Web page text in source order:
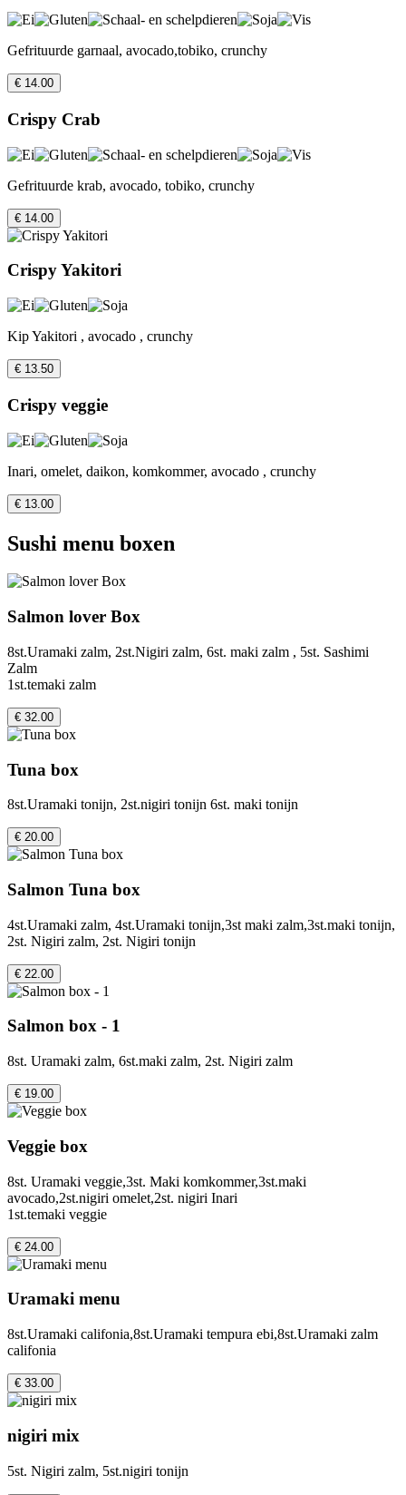
Gefrituurde garnaal, avocado,tobiko, crunchy
€ 14.00
Crispy Crab
Gefrituurde krab, avocado, tobiko, crunchy
€ 14.00
Crispy Yakitori
Kip Yakitori , avocado , crunchy
€ 13.50
Crispy veggie
Inari, omelet, daikon, komkommer, avocado , crunchy
€ 13.00
Sushi menu boxen
Salmon lover Box
8st.Uramaki zalm, 2st.Nigiri zalm, 6st. maki zalm , 5st. Sashimi
Zalm
1st.temaki zalm
€ 32.00
Tuna box
8st.Uramaki tonijn, 2st.nigiri tonijn 6st. maki tonijn
€ 20.00
Salmon Tuna box
4st.Uramaki zalm, 4st.Uramaki tonijn,3st maki zalm,3st.maki tonijn,
2st. Nigiri zalm, 2st. Nigiri tonijn
€ 22.00
Salmon box - 1
8st. Uramaki zalm, 6st.maki zalm, 2st. Nigiri zalm
€ 19.00
Veggie box
8st. Uramaki veggie,3st. Maki komkommer,3st.maki
avocado,2st.nigiri omelet,2st. nigiri Inari
1st.temaki veggie
€ 24.00
Uramaki menu
8st.Uramaki califonia,8st.Uramaki tempura ebi,8st.Uramaki zalm
califonia
€ 33.00
nigiri mix
5st. Nigiri zalm, 5st.nigiri tonijn